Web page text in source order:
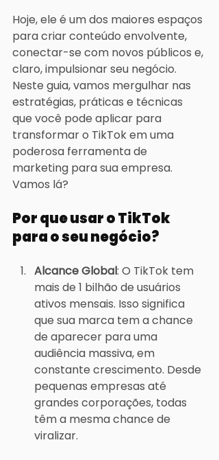
Hoje, ele é um dos maiores espaços
para criar conteúdo envolvente,
conectar-se com novos públicos e,
claro, impulsionar seu negócio.
Neste guia, vamos mergulhar nas
estratégias, práticas e técnicas
que você pode aplicar para
transformar o TikTok em uma
poderosa ferramenta de
marketing para sua empresa.
Vamos lá?
Por que usar o TikTok
para o seu negócio?
Alcance Global: O TikTok tem
mais de 1 bilhão de usuários
ativos mensais. Isso significa
que sua marca tem a chance
de aparecer para uma
audiência massiva, em
constante crescimento. Desde
pequenas empresas até
grandes corporações, todas
têm a mesma chance de
viralizar.